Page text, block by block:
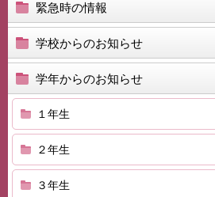
緊急時の情報
学校からのお知らせ
学年からのお知らせ
１年生
２年生
３年生